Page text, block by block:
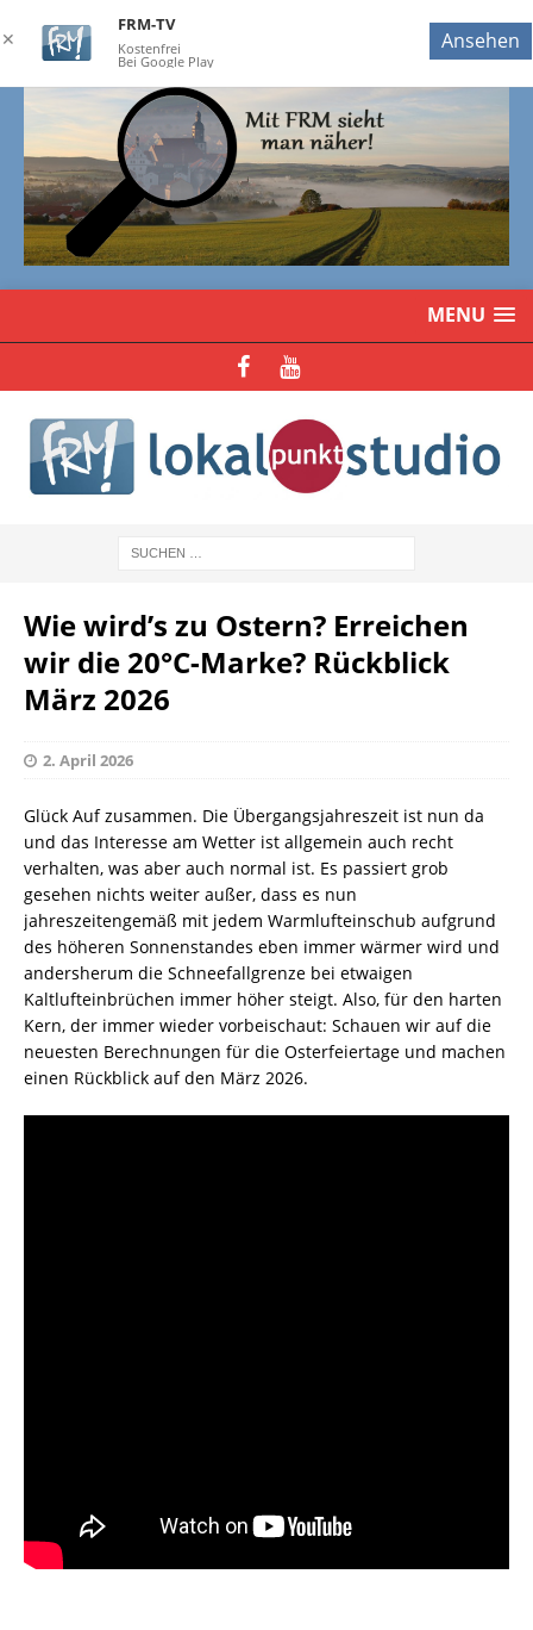
MENU
Wie wird’s zu Ostern? Erreichen
wir die 20°C-Marke? Rückblick
März 2026
2. April 2026
Glück Auf zusammen. Die Übergangsjahreszeit ist nun da
und das Interesse am Wetter ist allgemein auch recht
verhalten, was aber auch normal ist. Es passiert grob
gesehen nichts weiter außer, dass es nun
jahreszeitengemäß mit jedem Warmlufteinschub aufgrund
des höheren Sonnenstandes eben immer wärmer wird und
andersherum die Schneefallgrenze bei etwaigen
Kaltlufteinbrüchen immer höher steigt. Also, für den harten
Kern, der immer wieder vorbeischaut: Schauen wir auf die
neuesten Berechnungen für die Osterfeiertage und machen
einen Rückblick auf den März 2026.
✕
FRM-TV
Kostenfrei
Bei Google Play
Ansehen